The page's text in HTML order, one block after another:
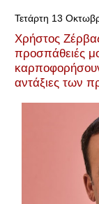
Τετάρτη 13
Χρήστος
προσπάθειές
αντάξιες των